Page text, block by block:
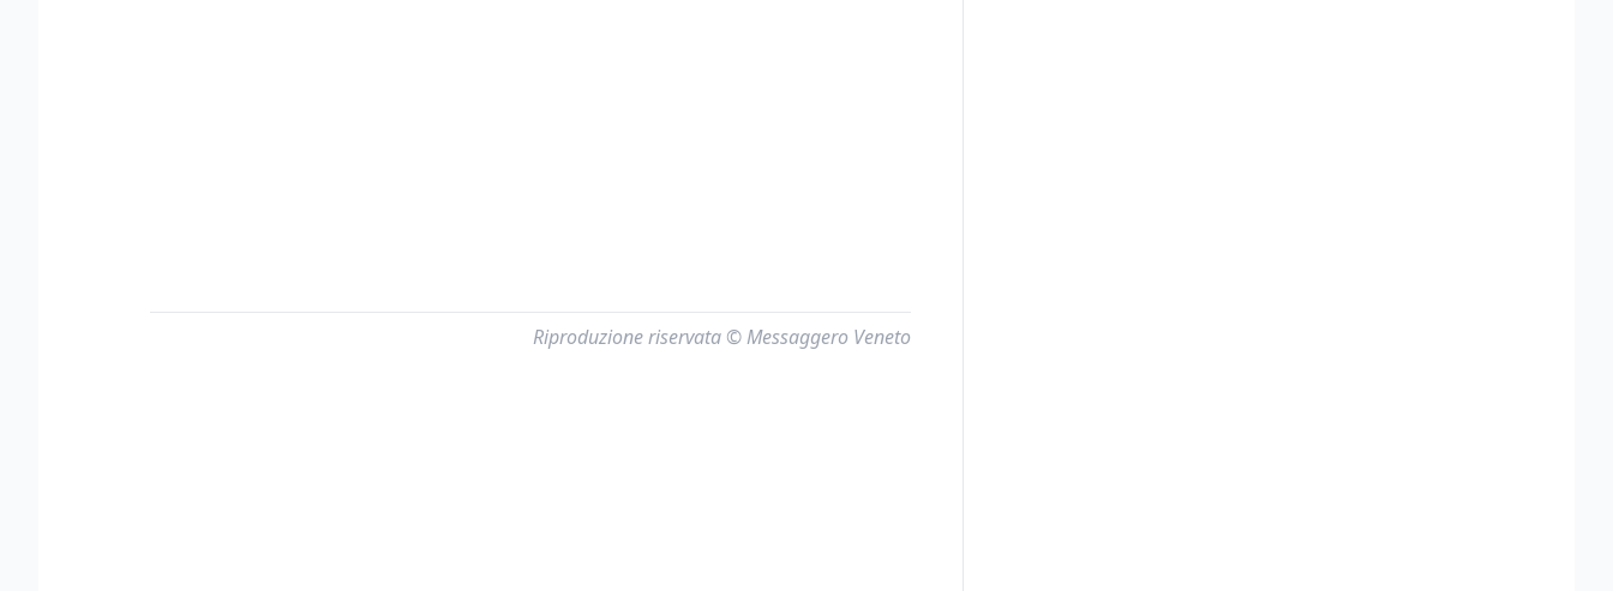
Riproduzione riservata © Messaggero Veneto